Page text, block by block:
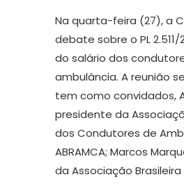
Na quarta-feira (27), a
debate sobre o PL
do salário dos
ambulância. A reunião
tem como convidados,
presidente da
dos Condutores de
ABRAMCA; Marcos
da Associação Brasileira